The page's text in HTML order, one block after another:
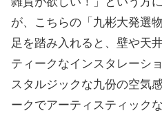
が、こちらの「九彬大発選
足を踏み入れると、壁や天
ティークなインスタレーシ
スタルジックな九份の空気
ークでアーティスティック